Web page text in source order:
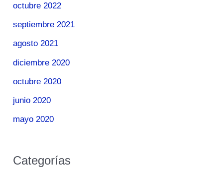
octubre 2022
septiembre 2021
agosto 2021
diciembre 2020
octubre 2020
junio 2020
mayo 2020
Categorías